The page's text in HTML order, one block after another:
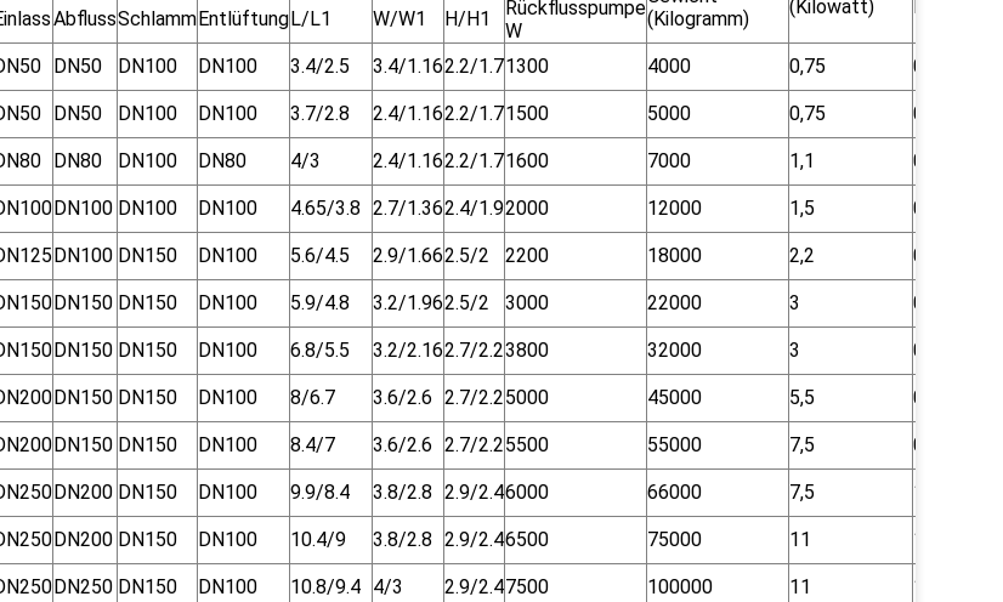
(Kilogramm)
(Kilowatt)
AbflussSchlammEntlüftungL/L1 W/W1 H/H1
Rückflusspumpe
W
DN50 DN100 DN100 3.4/2.5 3.4/1.162.2/1.71300 4000 0,75
0,55
DN50 DN100 DN100 3.7/2.8 2.4/1.162.2/1.71500 5000 0,75
0,55
DN80 DN100 DN80 4/3 2.4/1.162.2/1.71600 7000 1,1
0,55
DN100 DN100 DN100 4.65/3.8 2.7/1.362.4/1.92000 12000 1,5
0,55
DN100 DN150 DN100 5.6/4.5 2.9/1.662.5/2 2200 18000 2,2
0,75
DN150 DN150 DN100 5.9/4.8 3.2/1.962.5/2 3000 22000 3
0,75
DN150 DN150 DN100 6.8/5.5 3.2/2.162.7/2.23800 32000 3
0,75
DN150 DN150 DN100 8/6.7 3.6/2.6 2.7/2.25000 45000 5,5
0,75
DN150 DN150 DN100 8.4/7 3.6/2.6 2.7/2.25500 55000 7,5
0,75
DN200 DN150 DN100 9.9/8.4 3.8/2.8 2.9/2.46000 66000 7,5
1,5
DN200 DN150 DN100 10.4/9 3.8/2.8 2.9/2.46500 75000 11
1,5
DN250 DN150 DN100 10.8/9.4 4/3 2.9/2.47500 100000 11
1,5